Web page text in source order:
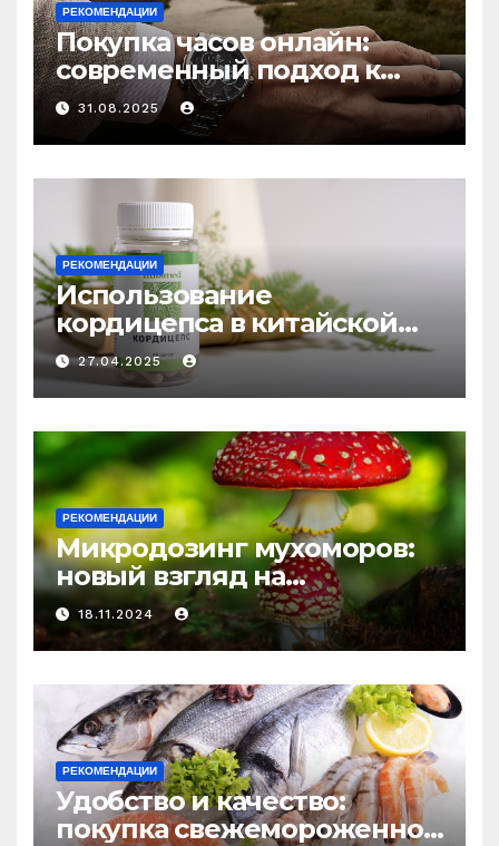
РЕКОМЕНДАЦИИ
Покупка часов онлайн:
современный подход к
выбору аксессуаров
31.08.2025
РЕКОМЕНДАЦИИ
Использование
кордицепса в китайской
медицине: природное
средство против усталости
и истощения
27.04.2025
РЕКОМЕНДАЦИИ
Микродозинг мухоморов:
новый взгляд на
психоделику
18.11.2024
РЕКОМЕНДАЦИИ
Удобство и качество:
покупка свежемороженной